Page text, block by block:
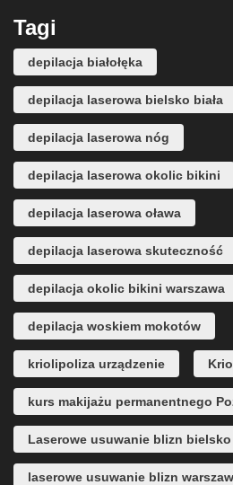
Tagi
depilacja białołęka
depilacja laserowa bielsko biała
depilacja laserowa nóg
depilacja laserowa okolic bikini
depilacja laserowa oława
depilacja laserowa skuteczność
depilacja okolic bikini warszawa
depilacja woskiem mokotów
kriolipoliza urządzenie
kurs makijażu permanentnego
Laserowe usuwanie blizn bielsko
laserowe usuwanie blizn